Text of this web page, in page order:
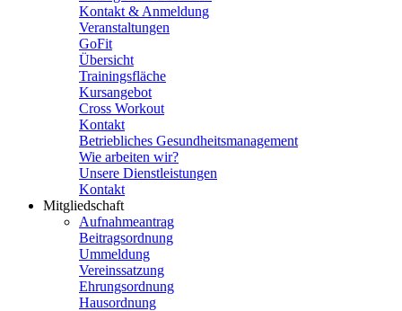
Kontakt & Anmeldung
Veranstaltungen
GoFit
Übersicht
Trainingsfläche
Kursangebot
Cross Workout
Kontakt
Betriebliches Gesundheitsmanagement
Wie arbeiten wir?
Unsere Dienstleistungen
Kontakt
Mitgliedschaft
Aufnahmeantrag
Beitragsordnung
Ummeldung
Vereinssatzung
Ehrungsordnung
Hausordnung